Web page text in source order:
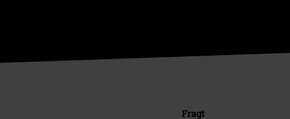
Fragt